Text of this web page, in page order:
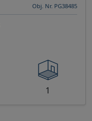
Obj. Nr. PG38485
1